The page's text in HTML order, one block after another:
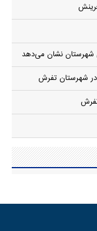
شهرستان نشان می‌دهد
در شهرستان تفرش